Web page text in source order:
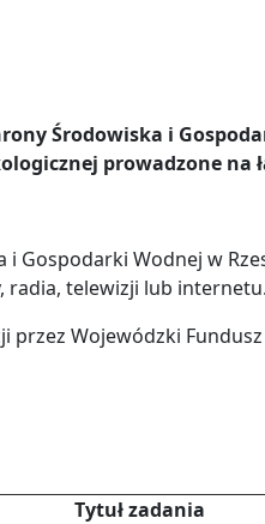
Środowiska i
prowadzone
Wodnej w
radia, telewizji lub internetu.
Wojewódzki
Tytuł zadania